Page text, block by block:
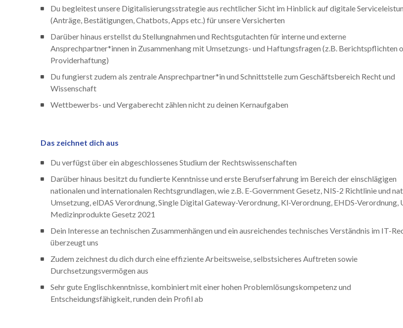
Du begleitest unsere Digitalisierungsstrategie aus rechtlicher Sicht im Hinblick auf digitale
(Anträge, Bestätigungen, Chatbots, Apps etc.) für unsere Versicherten
Darüber hinaus erstellst du Stellungnahmen und Rechtsgutachten für interne und externe
Ansprechpartner*innen in Zusammenhang mit Umsetzungs- und Haftungsfragen (z.B. Berichtspflichten
Providerhaftung)
Du fungierst zudem als zentrale Ansprechpartner*in und Schnittstelle zum Geschäftsbereich Recht und
Wissenschaft
Wettbewerbs- und Vergaberecht zählen nicht zu deinen Kernaufgaben
Das zeichnet dich aus
Du verfügst über ein abgeschlossenes Studium der Rechtswissenschaften
Darüber hinaus besitzt du fundierte Kenntnisse und erste Berufserfahrung im Bereich der einschlägigen
nationalen und internationalen Rechtsgrundlagen, wie z.B. E-Government Gesetz, NIS-2 Richtlinie und
Umsetzung, elDAS Verordnung, Single Digital Gateway-Verordnung, Kl-Verordnung, EHDS-Verordnung,
Medizinprodukte Gesetz 2021
Dein Interesse an technischen Zusammenhängen und ein ausreichendes technisches Verständnis im IT-
überzeugt uns
Zudem zeichnest du dich durch eine effiziente Arbeitsweise, selbstsicheres Auftreten sowie
Durchsetzungsvermögen aus
Sehr gute Englischkenntnisse, kombiniert mit einer hohen Problemlösungskompetenz und
Entscheidungsfähigkeit, runden dein Profil ab